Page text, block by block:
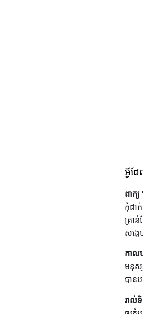
អ្វីដ
ពាក្យ
កុំដា
គ្រាន់
សង្ខេ
កាលប
មនុស្
បាន
រាល់